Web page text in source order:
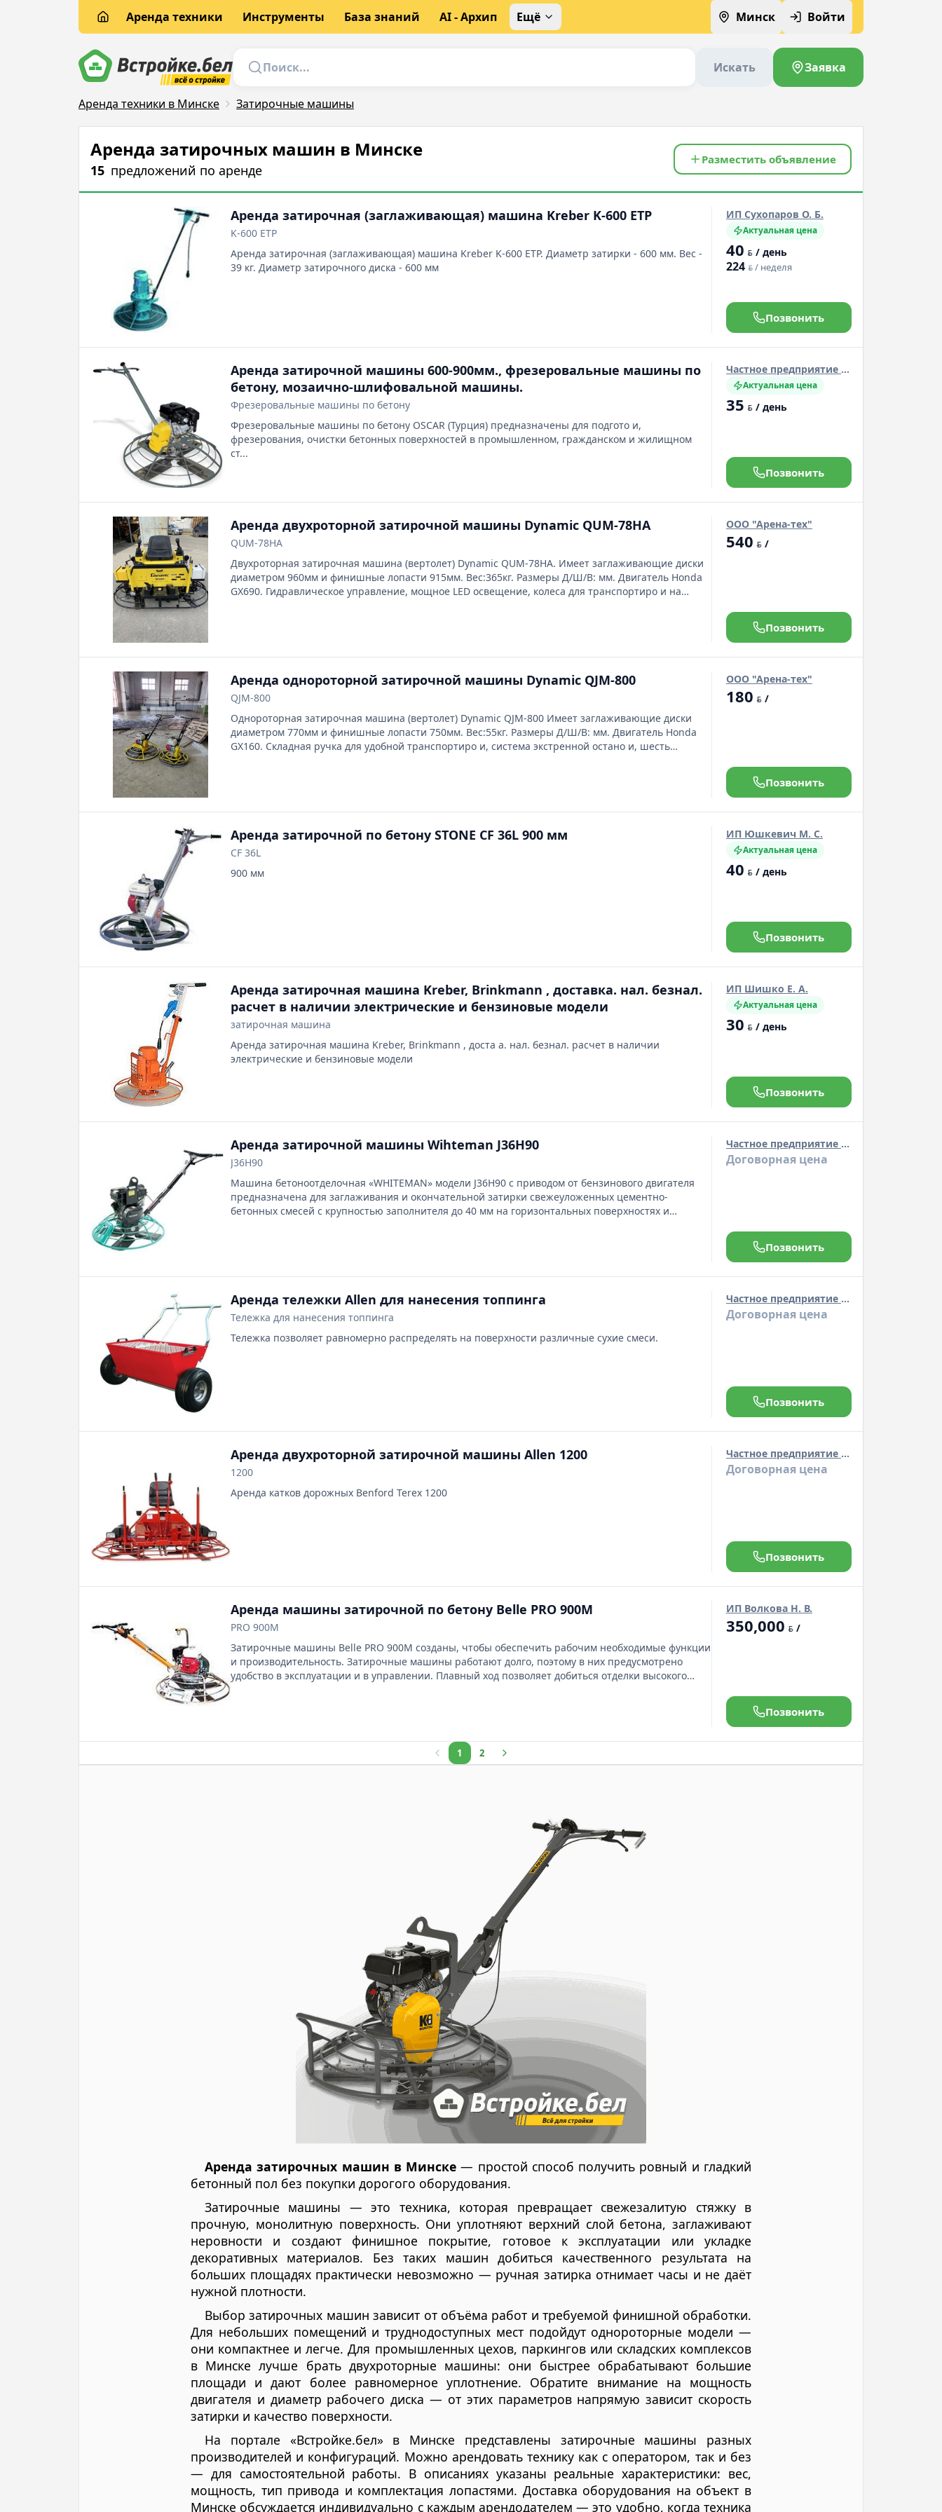
Аренда техники Инструменты База знаний AI - Архип Ещё Минск Войти
Искать Заявка
Аренда техники в Минске Затирочные машины
Аренда затирочных машин в Минске
15 предложений по аренде
Разместить объявление
Аренда затирочная (заглаживающая) машина Kreber K-600 ETP
K-600 ETP
Аренда затирочная (заглаживающая) машина Kreber K-600 ETP. Диаметр затирки - 600 мм. Вес -
39 кг. Диаметр затирочного диска - 600 мм
ИП Сухопаров О. Б.
Актуальная цена
40 BYN / день
224 BYN/ неделя
Позвонить
Аренда затирочной машины 600-900мм., фрезеровальные машины по
бетону, мозаично-шлифовальной машины.
Фрезеровальные машины по бетону
Фрезеровальные машины по бетону OSCAR (Турция) предназначены для подгото и,
фрезерования, очистки бетонных поверхностей в промышленном, гражданском и жилищном
ст...
Частное предприятие "Парус Групп"
Актуальная цена
35 BYN / день
Позвонить
Аренда двухроторной затирочной машины Dynamic QUM-78HA
QUM-78HA
Двухроторная затирочная машина (вертолет) Dynamic QUM-78HA. Имеет заглаживающие диски
диаметром 960мм и финишные лопасти 915мм. Вес:365кг. Размеры Д/Ш/В: мм. Двигатель Honda
GX690. Гидравлическое управление, мощное LED освещение, колеса для транспортиро и на
ООО "Арена-тех"
540 BYN /
Позвонить
Аренда однороторной затирочной машины Dynamic QJM-800
QJM-800
Однороторная затирочная машина (вертолет) Dynamic QJM-800 Имеет заглаживающие диски
диаметром 770мм и финишные лопасти 750мм. Вес:55кг. Размеры Д/Ш/В: мм. Двигатель Honda
GX160. Складная ручка для удобной транспортиро и, система экстренной остано и, шесть
ООО "Арена-тех"
180 BYN /
Позвонить
Аренда затирочной по бетону STONE CF 36L 900 мм
CF 36L
900 мм
ИП Юшкевич М. С.
Актуальная цена
40 BYN / день
Позвонить
Аренда затирочная машина Kreber, Brinkmann , доставка. нал. безнал.
расчет в наличии электрические и бензиновые модели
затирочная машина
Аренда затирочная машина Kreber, Brinkmann , доста а. нал. безнал. расчет в наличии
электрические и бензиновые модели
ИП Шишко Е. А.
Актуальная цена
30 BYN / день
Позвонить
Аренда затирочной машины Wihteman J36H90
J36H90
Машина бетоноотделочная «WHITEMAN» модели J36H90 с приводом от бензинового двигателя
предназначена для заглаживания и окончательной затирки свежеуложенных цементно-
бетонных смесей с крупностью заполнителя до 40 мм на горизонтальных поверхностях и
Частное предприятие "Полюс инвест"
Договорная цена
Позвонить
Аренда тележки Allen для нанесения топпинга
Тележка для нанесения топпинга
Тележка позволяет равномерно распределять на поверхности различные сухие смеси.
Частное предприятие "Полюс инвест"
Договорная цена
Позвонить
Аренда двухроторной затирочной машины Allen 1200
1200
Аренда катков дорожных Benford Terex 1200
Частное предприятие "Полюс инвест"
Договорная цена
Позвонить
Аренда машины затирочной по бетону Belle PRO 900М
PRO 900М
Затирочные машины Belle PRO 900М созданы, чтобы обеспечить рабочим необходимые функции
и производительность. Затирочные машины работают долго, поэтому в них предусмотрено
удобство в эксплуатации и в управлении. Плавный ход позволяет добиться отделки высокого
ИП Волкова Н. В.
350,000 BYN /
Позвонить
1 2
Аренда затирочных машин в Минске — простой способ получить ровный и гладкий
бетонный пол без покупки дорогого оборудования.
Затирочные машины — это техника, которая превращает свежезалитую стяжку в
прочную, монолитную поверхность. Они уплотняют верхний слой бетона, заглаживают
неровности и создают финишное покрытие, готовое к эксплуатации или укладке
декоративных материалов. Без таких машин добиться качественного результата на
больших площадях практически невозможно — ручная затирка отнимает часы и не даёт
нужной плотности.
Выбор затирочных машин зависит от объёма работ и требуемой финишной обработки.
Для небольших помещений и труднодоступных мест подойдут однороторные модели —
они компактнее и легче. Для промышленных цехов, паркингов или складских комплексов
в Минске лучше брать двухроторные машины: они быстрее обрабатывают большие
площади и дают более равномерное уплотнение. Обратите внимание на мощность
двигателя и диаметр рабочего диска — от этих параметров напрямую зависит скорость
затирки и качество поверхности.
На портале «Встройке.бел» в Минске представлены затирочные машины разных
производителей и конфигураций. Можно арендовать технику как с оператором, так и без
— для самостоятельной работы. В описаниях указаны реальные характеристики: вес,
мощность, тип привода и комплектация лопастями. Доставка оборудования на объект в
Минске обсуждается индивидуально с каждым арендодателем — это удобно, когда техника